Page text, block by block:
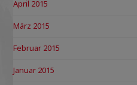
April 2015
März 2015
Februar 2015
Januar 2015